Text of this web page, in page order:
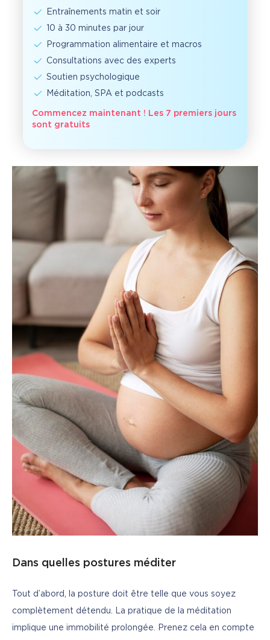
Entraînements matin et soir
10 à 30 minutes par jour
Programmation alimentaire et macros
Consultations avec des experts
Soutien psychologique
Méditation, SPA et podcasts
Commencez maintenant ! Les 7 premiers jours
sont gratuits
Dans quelles postures méditer
Tout d’abord, la posture doit être telle que vous soyez
complètement détendu. La pratique de la méditation
implique une immobilité prolongée. Prenez cela en compte